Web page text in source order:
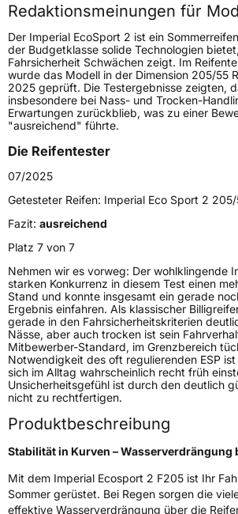
Höchstgeschwindigkeit
300 km/h
Lastindex88
Höchstlast560 kg
Generelle Merkmale
FahrzeugtypPKW
Verwendung
ModellnameEco Sport 2
FahrzeugartPKW & SUV
Weitere Eigenschaften
SchlauchtypTL
ZustandNeureifen
VerstärktXL
EU Label
EffizienzC
NasshaftungB
Redaktionsmeinungen für
Der Imperial EcoSport 2 ist ein
der Budgetklasse solide Technologien
Fahrsicherheit Schwächen zeigt. Im
wurde das Modell in der Dimension 205/55
2025 geprüft. Die Testergebnisse zeigten,
insbesondere bei Nass- und Trocken-
Erwartungen zurückblieb, was zu einer
"ausreichend" führte.
Die Reifentester
07/2025
Getesteter Reifen: Imperial Eco Sport 2 205/
Fazit: ausreichend
Platz 7 von 7
Nehmen wir es vorweg: Der wohlklingende
starken Konkurrenz in diesem Test einen
Stand und konnte insgesamt ein gerade
Ergebnis einfahren. Als klassischer
gerade in den Fahrsicherheitskriterien
Nässe, aber auch trocken ist sein
Mitbewerber-Standard, im Grenzbereich
Notwendigkeit des oft regulierenden ESP
sich im Alltag wahrscheinlich recht früh
Unsicherheitsgefühl ist durch den deutlich
nicht zu rechtfertigen.
Produktbeschreibung
Stabilität in Kurven – Wasserverdrängung
Mit dem Imperial Ecosport 2 F205 ist Ihr
Sommer gerüstet. Bei Regen sorgen die
effektive Wasserverdrängung über die